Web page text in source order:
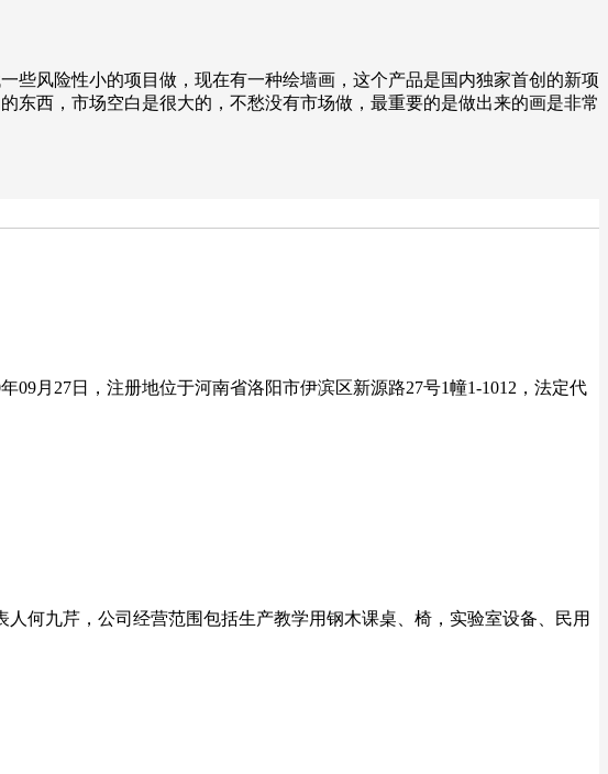
些风险性小的项目做，现在有一种绘墙画，这个产品是国内独家首创的新项
东西，市场空白是很大的，不愁没有市场做，最重要的是做出来的画是非常
月27日，注册地位于河南省洛阳市伊滨区新源路27号1幢1-1012，法定代
何九芹，公司经营范围包括生产教学用钢木课桌、椅，实验室设备、民用